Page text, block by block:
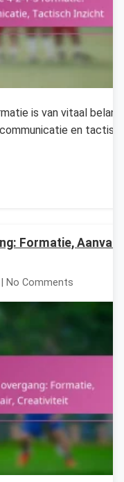
is van vitaal
en
Formatie,
| No Comments